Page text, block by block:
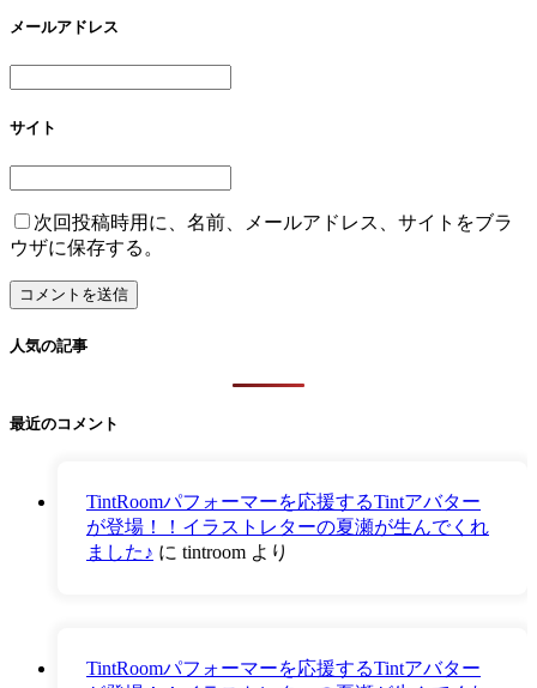
メールアドレス
サイト
次回投稿時用に、名前、メールアドレス、サイトをブラ
ウザに保存する。
人気の記事
最近のコメント
TintRoomパフォーマーを応援するTintアバター
が登場！！イラストレターの夏瀬が生んでくれ
ました♪ に tintroom より
TintRoomパフォーマーを応援するTintアバター